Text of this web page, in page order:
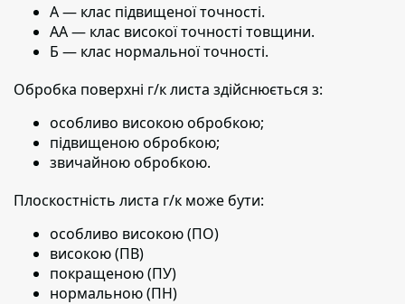
А — клас підвищеної точності.
АА — клас високої точності товщини.
Б — клас нормальної точності.
Обробка поверхні г/к листа здійснюється з:
особливо високою обробкою;
підвищеною обробкою;
звичайною обробкою.
Плоскостність листа г/к може бути:
особливо високою (ПО)
високою (ПВ)
покращеною (ПУ)
нормальною (ПН)